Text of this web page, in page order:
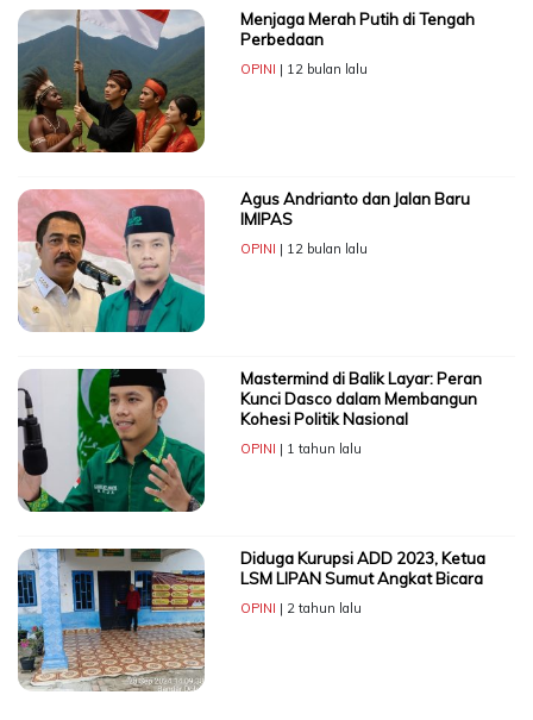
Menjaga Merah Putih di Tengah
Perbedaan
OPINI | 12 bulan lalu
Agus Andrianto dan Jalan Baru
IMIPAS
OPINI | 12 bulan lalu
Mastermind di Balik Layar: Peran
Kunci Dasco dalam Membangun
Kohesi Politik Nasional
OPINI | 1 tahun lalu
Diduga Kurupsi ADD 2023, Ketua
LSM LIPAN Sumut Angkat Bicara
OPINI | 2 tahun lalu